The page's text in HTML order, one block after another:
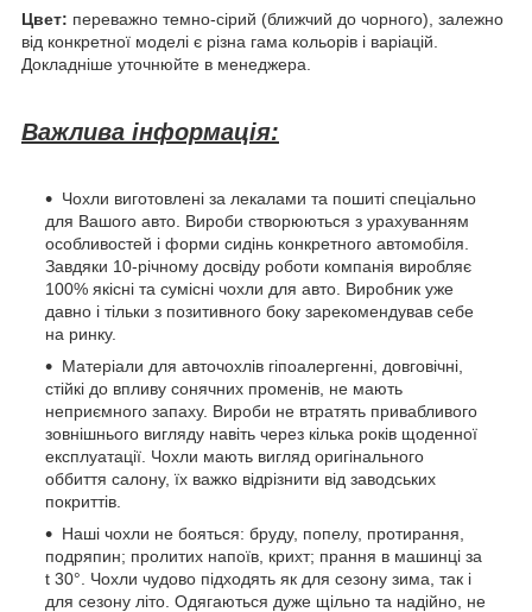
Цвет: переважно темно-сірий (ближчий до чорного), залежно
від конкретної моделі є різна гама кольорів і варіацій.
Докладніше уточнюйте в менеджера.
Важлива інформація:
Чохли виготовлені за лекалами та пошиті спеціально
для Вашого авто. Вироби створюються з урахуванням
особливостей і форми сидінь конкретного автомобіля.
Завдяки 10-річному досвіду роботи компанія виробляє
100% якісні та сумісні чохли для авто. Виробник уже
давно і тільки з позитивного боку зарекомендував себе
на ринку.
Матеріали для авточохлів гіпоалергенні, довговічні,
стійкі до впливу сонячних променів, не мають
неприємного запаху. Вироби не втратять привабливого
зовнішнього вигляду навіть через кілька років щоденної
експлуатації. Чохли мають вигляд оригінального
оббиття салону, їх важко відрізнити від заводських
покриттів.
Наші чохли не бояться: бруду, попелу, протирання,
подряпин; пролитих напоїв, крихт; прання в машинці за
t 30°. Чохли чудово підходять як для сезону зима, так і
для сезону літо. Одягаються дуже щільно та надійно, не